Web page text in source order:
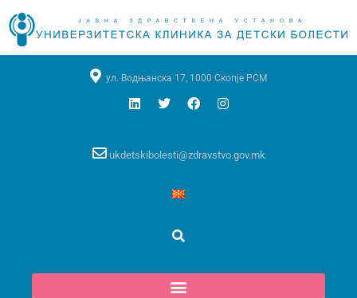
ул. Водњанска 17, 1000 Скопје РСМ
ukdetskibolesti@zdravstvo.gov.mk